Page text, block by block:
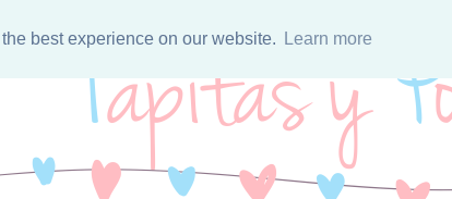
best experience on our website. Learn more